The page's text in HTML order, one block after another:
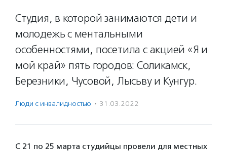
Студия, в которой занимаются дети и
молодежь с ментальными
особенностями, посетила с акцией «Я и
мой край» пять городов: Соликамск,
Березники, Чусовой, Лысьву и Кунгур.
Люди с инвалидностью · 31.03.2022
С 21 по 25 марта студийцы провели для местных